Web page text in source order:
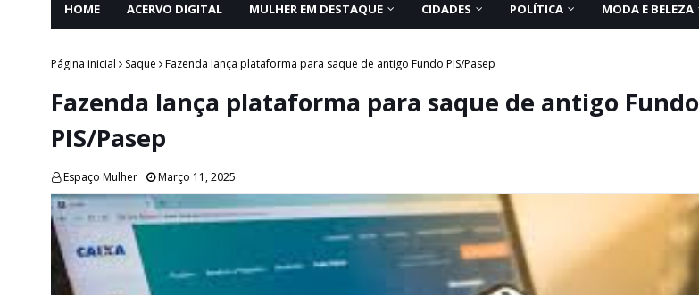
HOME ACERVO DIGITAL MULHER EM DESTAQUE CIDADES POLÍTICA MODA E BELEZA
Página inicial Saque Fazenda lança plataforma para saque de antigo Fundo PIS/Pasep
Fazenda lança plataforma para saque de antigo Fundo
PIS/Pasep
Espaço Mulher Março 11, 2025